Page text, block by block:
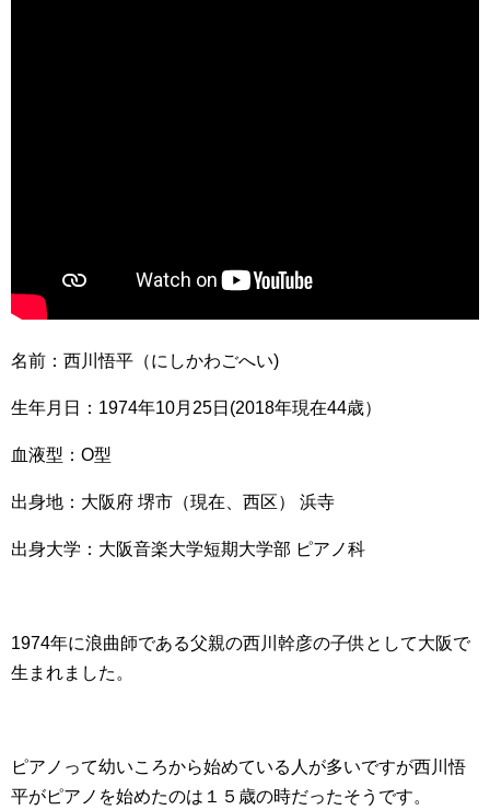
名前：西川悟平（にしかわごへい)
生年月日：1974年10月25日(2018年現在44歳）
血液型：O型
出身地：大阪府 堺市（現在、西区） 浜寺
出身大学：大阪音楽大学短期大学部 ピアノ科
1974年に浪曲師である父親の西川幹彦の子供として大阪で
生まれました。
ピアノって幼いころから始めている人が多いですが西川悟
平がピアノを始めたのは１５歳の時だったそうです。